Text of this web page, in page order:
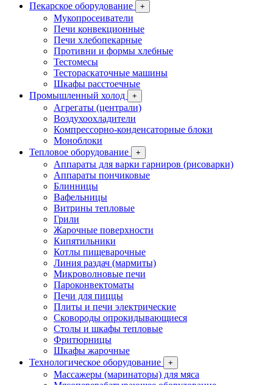
Пекарское оборудование
+
Мукопросеиватели
Печи конвекционные
Печи хлебопекарные
Противни и формы хлебные
Тестомесы
Тестораскаточные машины
Шкафы расстоечные
Промышленный холод
+
Агрегаты (централи)
Воздухоохладители
Компрессорно-конденсаторные блоки
Моноблоки
Тепловое оборудование
+
Аппараты для варки гарниров (рисоварки)
Аппараты пончиковые
Блинницы
Вафельницы
Витрины тепловые
Грили
Жарочные поверхности
Кипятильники
Котлы пищеварочные
Линия раздач (мармиты)
Микроволновые печи
Пароконвектоматы
Печи для пиццы
Плиты и печи электрические
Сковороды опрокидывающиеся
Столы и шкафы тепловые
Фритюрницы
Шкафы жарочные
Технологическое оборудование
+
Массажеры (маринаторы) для мяса